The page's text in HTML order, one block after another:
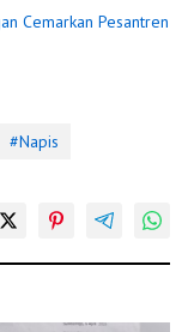
Cemarkan Pesantren
#Napis